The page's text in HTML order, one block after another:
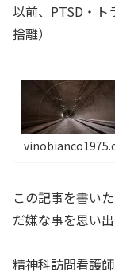
以前、PTSD・
捨離）
この記事を書い
だ嫌な事を思い
精神科訪問看護